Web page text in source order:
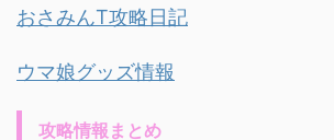
おさみんT攻略日記
ウマ娘グッズ情報
攻略情報まとめ